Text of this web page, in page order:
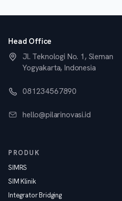
Head Office
Jl. Teknologi No. 1, Sleman
Yogyakarta, Indonesia
081234567890
hello@pilarinovasi.id
PRODUK
SIMRS
SIM Klinik
Integrator Bridging